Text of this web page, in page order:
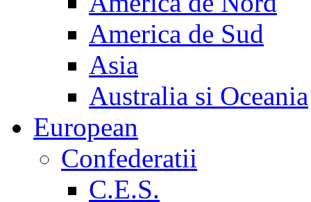
America de Sud
Asia
Australia si Oceania
European
Confederatii
C.E.S.